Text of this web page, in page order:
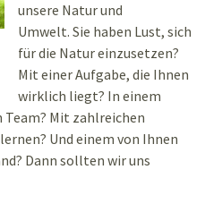
unsere Natur und
Umwelt. Sie haben Lust, sich
für die Natur einzusetzen?
Mit einer Aufgabe, die Ihnen
wirklich liegt? In einem
Mit zahlreichen
Und einem von Ihnen
Dann sollten wir uns